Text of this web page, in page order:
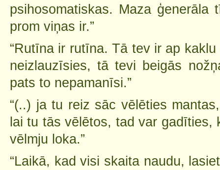
psihosomatiskas. Maza ģenerāla
prom viņas ir.”
“Rutīna ir rutīna. Tā tev ir ap
neizlauzīsies, tā tevi beigās
pats to nepamanīsi.”
“(..) ja tu reiz sāc vēlēties
lai tu tās vēlētos, tad var gadīties,
vēlmju loka.”
“Laikā, kad visi skaita naudu,